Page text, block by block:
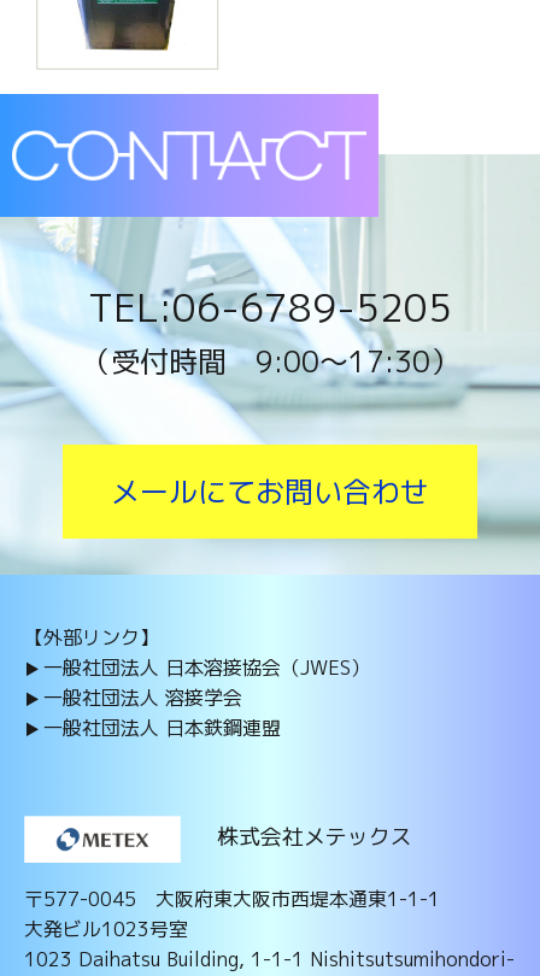
TEL:06-6789-5205
（受付時間 9:00〜17:30）
メールにてお問い合わせ
【外部リンク】
一般社団法人 日本溶接協会（JWES）
一般社団法人 溶接学会
一般社団法人 日本鉄鋼連盟
株式会社メテックス
〒577-0045 大阪府東大阪市西堤本通東1-1-1
大発ビル1023号室
1023 Daihatsu Building, 1-1-1 Nishitsutsumihondori-